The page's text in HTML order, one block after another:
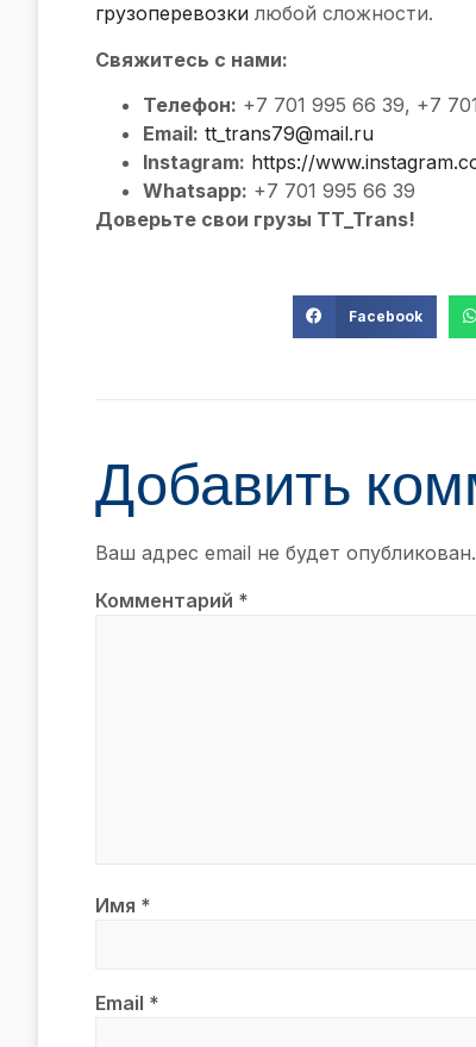
грузоперевозки любой сложности.
Свяжитесь с нами:
Телефон: +7 701 995 66 39, +7
Email: tt_trans79@mail.ru
Instagram: https://
Whatsapp: +7 701 995 66 39
Доверьте свои грузы TT_Trans!
Facebook
Добавить
Ваш адрес email не будет опубликован.
Комментарий *
Имя *
Email *